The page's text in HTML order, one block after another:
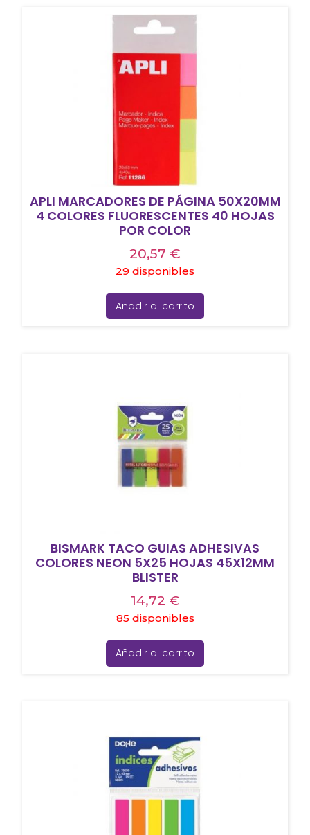
APLI MARCADORES DE PÁGINA 50X20MM
4 COLORES FLUORESCENTES 40 HOJAS
POR COLOR
20,57 €
29 disponibles
Añadir al carrito
BISMARK TACO GUIAS ADHESIVAS
COLORES NEON 5X25 HOJAS 45X12MM
BLISTER
14,72 €
85 disponibles
Añadir al carrito